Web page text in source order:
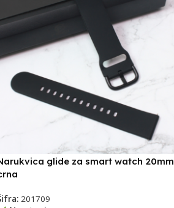
glide za smart watch 20mm
201709